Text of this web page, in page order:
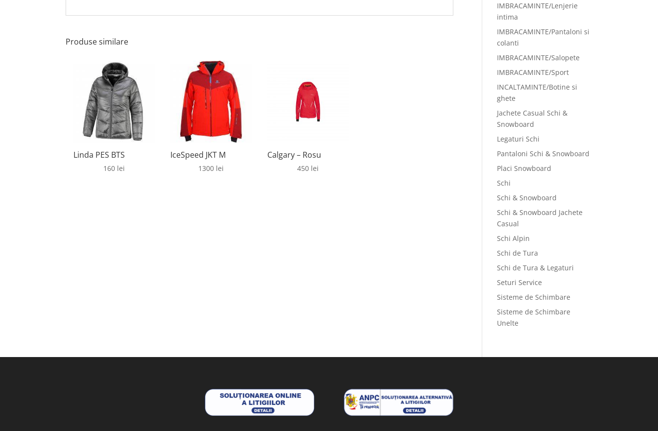
Produse similare
Linda PES BTS
160 lei
IceSpeed JKT M
1300 lei
Calgary – Rosu
450 lei
IMBRACAMINTE/Lenjerie
intima
IMBRACAMINTE/Pantaloni si
colanti
IMBRACAMINTE/Salopete
IMBRACAMINTE/Sport
INCALTAMINTE/Botine si
ghete
Jachete Casual Schi &
Snowboard
Legaturi Schi
Pantaloni Schi & Snowboard
Placi Snowboard
Schi
Schi & Snowboard
Schi & Snowboard Jachete
Casual
Schi Alpin
Schi de Tura
Schi de Tura & Legaturi
Seturi Service
Sisteme de Schimbare
Sisteme de Schimbare
Unelte